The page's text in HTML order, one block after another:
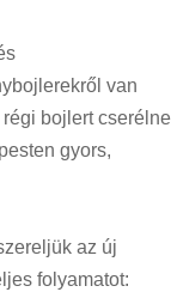
van
bojlert cserélne
gyors,
az új
folyamatot: